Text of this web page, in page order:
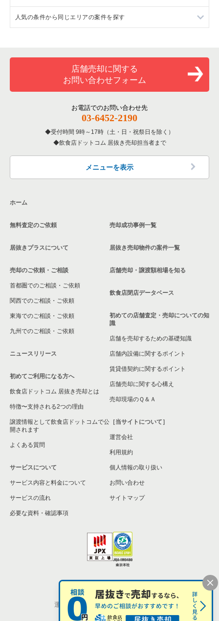
兵庫県のイタリア料理の居抜き売却物件の案件一覧
兵庫県のそば・うどんの居抜き売却物件の案件一覧
兵庫県の寿司の居抜き売却物件の案件一覧
兵庫県の鉄板焼き・お好み焼の居抜き売却物件の案件一覧
兵庫県のアジア料理の居抜き売却物件の案件一覧
兵庫県のカフェの居抜き売却物件の案件一覧
兵庫県のお弁当・惣菜・デリの居抜き売却物件の案件一覧
兵庫県のカラオケ・パブ・スナックの居抜き売却物件の案件一
兵庫県の専門料理の居抜き売却物件の案件一覧
兵庫県の和食の居抜き売却物件の案件一覧
兵庫県の洋食の居抜き売却物件の案件一覧
尼崎市のイタリア料理の居抜き売却物件の案件一覧
尼崎市の焼肉の居抜き売却物件の案件一覧
尼崎市の鉄板焼き・お好み焼の居抜き売却物件の案件一覧
尼崎市のテイクアウトの居抜き売却物件の案件一覧
尼崎市のバーの居抜き売却物件の案件一覧
尼崎市の居酒屋・ダイニングバーの居抜き売却物件の案件一覧
尼崎市の洋食の居抜き売却物件の案件一覧
尼崎市のその他の居抜き売却物件の案件一覧
塚口駅の焼肉の居抜き売却物件の案件一覧
塚口駅の居酒屋・ダイニングバーの居抜き売却物件の案件一覧
塚口駅の洋食の居抜き売却物件の案件一覧
人気の条件から同じエリアの案件を探す
尼崎市の1階の飲食店の居抜き売却物件の案件一覧
塚口駅の1階の飲食店の居抜き売却物件の案件一覧
店舗売却に関する
お問い合わせフォーム
お電話でのお問い合わせ先
03-6452-2190
受付時間 9時～17時（土・日・祝祭日を除く）
飲食店ドットコム 居抜き売却担当者まで
メニューを表示
ホーム
無料査定のご依頼
居抜きプラスについて
売却のご依頼・ご相談
首都圏でのご相談・ご依頼
関西でのご相談・ご依頼
東海でのご相談・ご依頼
九州でのご相談・ご依頼
ニュースリリース
初めてご利用になる方へ
飲食店ドットコム 居抜き売却とは
特徴〜支持される2つの理由
譲渡情報として飲食店ドットコムで公
開されます
よくある質問
サービスについて
サービス内容と料金について
サービスの流れ
必要な資料・確認事項
売却成功事例一覧
居抜き売却物件の案件一覧
店舗売却・譲渡額相場を知る
飲食店閉店データベース
初めての店舗査定・売却についての知
識
店舗を売却するための基礎知識
店舗内設備に関するポイント
賃貸借契約に関するポイント
店舗売却に関する心構え
売却現場のＱ＆Ａ
［当サイトについて］
運営会社
利用規約
個人情報の取り扱い
お問い合わせ
サイトマップ
個人情報の取扱い
運営会社 株式会社シンクロ・フード